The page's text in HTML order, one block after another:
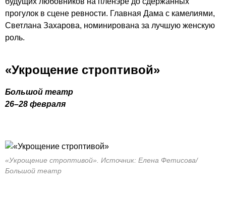
прогулок в сцене ревности. Главная Дама с камелиями,
Светлана Захарова, номинирована за лучшую женскую
роль.
«Укрощение строптивой»
Большой театр
26–28 февраля
«Укрощение строптивой». Источник: Елена Фетисова/
Большой театр